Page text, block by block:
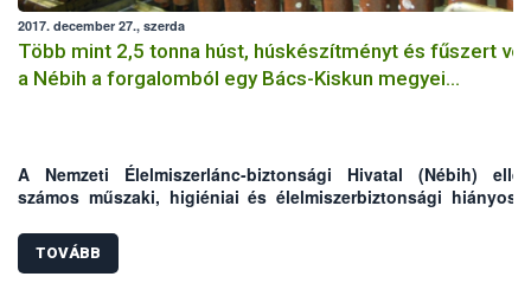
2017. december 27., szerda
Több mint 2,5 tonna húst, húskészítményt és fűszert
a Nébih a forgalomból egy Bács-Kiskun megyei
A Nemzeti Élelmiszerlánc-biztonsági Hivatal (Nébih)
számos műszaki, higiéniai és élelmiszerbiztonsági
hatóság az ellenőrzés során 2580 kg hús, húskészítmény és
forgalomba hozatalát tiltotta meg, valamint elrendelte az
TOVÁBB